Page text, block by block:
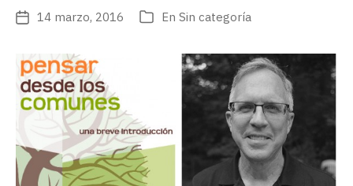
Fecha
publicación
14 marzo, 2016 Categorías
En Sin categoría